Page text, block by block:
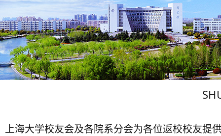
上海大学校友会及各院系分会为各位返校校友提